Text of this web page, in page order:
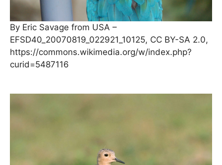
By Eric Savage from USA –
EFSD40_20070819_022921_10125, CC BY-SA 2.0,
https://commons.wikimedia.org/w/index.php?
curid=5487116